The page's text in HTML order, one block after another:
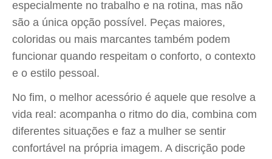
especialmente no trabalho e na rotina, mas não
são a única opção possível. Peças maiores,
coloridas ou mais marcantes também podem
funcionar quando respeitam o conforto, o contexto
e o estilo pessoal.
No fim, o melhor acessório é aquele que resolve a
vida real: acompanha o ritmo do dia, combina com
diferentes situações e faz a mulher se sentir
confortável na própria imagem. A discrição pode